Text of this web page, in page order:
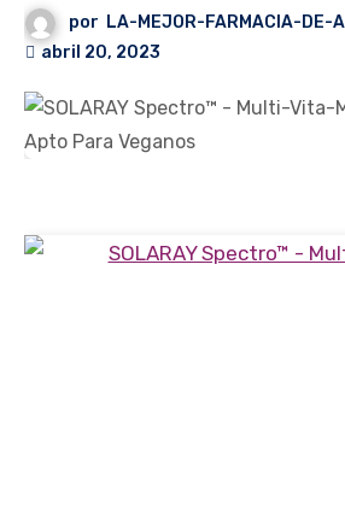
por LA-MEJOR-FARMACIA-DE-
abril 20, 2023